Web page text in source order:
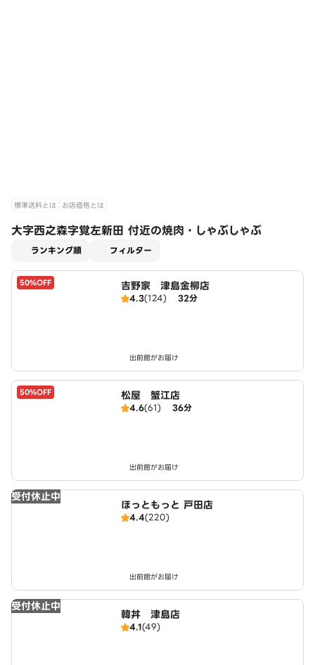
標準送料とは お店価格とは
大字西之森字覚左新田 付近の焼肉・しゃぶしゃぶ
ランキング順 フィルター
50%OFF 吉野家 津島金柳店
4.3(124) 32分
出前館がお届け
50%OFF 松屋 蟹江店
4.6(61) 36分
出前館がお届け
受付休止中
ほっともっと 戸田店
4.4(220)
出前館がお届け
受付休止中
韓丼 津島店
4.1(49)